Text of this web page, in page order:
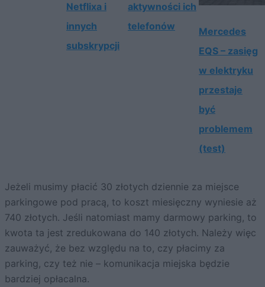
Netflixa i
innych
subskrypcji
aktywności ich
telefonów
Mercedes
EQS – zasięg
w elektryku
przestaje
być
problemem
(test)
Jeżeli musimy płacić 30 złotych dziennie za miejsce
parkingowe pod pracą, to koszt miesięczny wyniesie aż
740 złotych. Jeśli natomiast mamy darmowy parking, to
kwota ta jest zredukowana do 140 złotych. Należy więc
zauważyć, że bez względu na to, czy płacimy za
parking, czy też nie – komunikacja miejska będzie
bardziej opłacalna.